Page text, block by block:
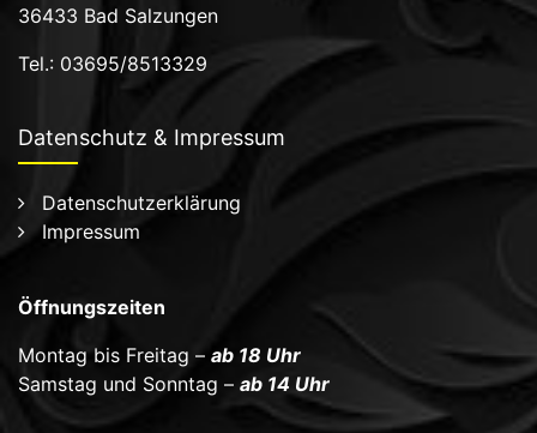
36433 Bad Salzungen
Tel.: 03695/8513329
Datenschutz & Impressum
Datenschutzerklärung
Impressum
Öffnungszeiten
Montag bis Freitag – ab 18 Uhr
Samstag und Sonntag – ab 14 Uhr